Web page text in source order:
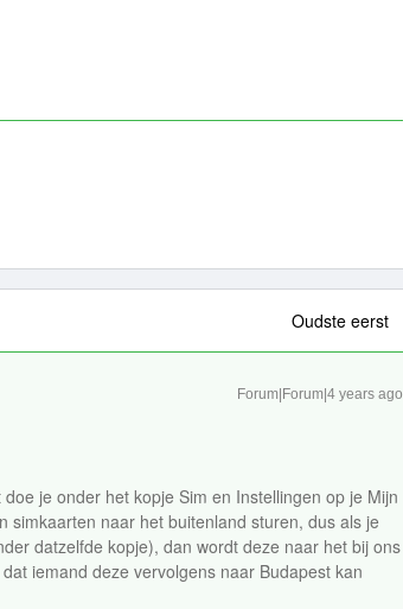
Oudste eerst
Forum|Forum|4 years ago
je onder het kopje Sim en Instellingen op je Mijn
simkaarten naar het buitenland sturen, dus als je
datzelfde kopje), dan wordt deze naar het bij ons
iemand deze vervolgens naar Budapest kan